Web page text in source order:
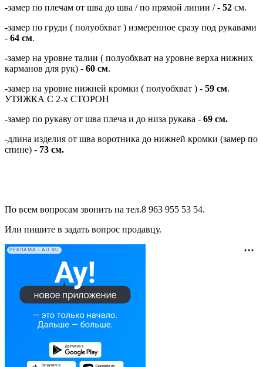
-замер по плечам от шва до шва / по прямой линии / - 52 см.
-замер по груди ( полуобхват ) измеренное сразу под рукавами
- 64 см.
-замер на уровне талии ( полуобхват на уровне верха нижних
карманов для рук) - 60 см.
-замер на уровне нижней кромки ( полуобхват ) - 59 см.
УТЯЖКА С 2-х СТОРОН
-замер по рукаву от шва плеча и до низа рукава - 69 см.
-длина изделия от шва воротника до нижней кромки (замер по
спине) - 73 см.
По всем вопросам звонить на тел.8 963 955 53 54.
Или пишите в задать вопрос продавцу.
РЕКЛАМА • AU.RU